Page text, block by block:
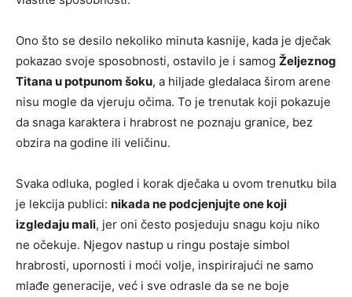
Ono što se desilo nekoliko minuta kasnije, kada je dječak
pokazao svoje sposobnosti, ostavilo je i samog Željeznog
Titana u potpunom šoku, a hiljade gledalaca širom arene
nisu mogle da vjeruju očima. To je trenutak koji pokazuje
da snaga karaktera i hrabrost ne poznaju granice, bez
obzira na godine ili veličinu.
Svaka odluka, pogled i korak dječaka u ovom trenutku bila
je lekcija publici: nikada ne podcjenjujte one koji
izgledaju mali, jer oni često posjeduju snagu koju niko
ne očekuje. Njegov nastup u ringu postaje simbol
hrabrosti, upornosti i moći volje, inspirirajući ne samo
mlađe generacije, već i sve odrasle da se ne boje